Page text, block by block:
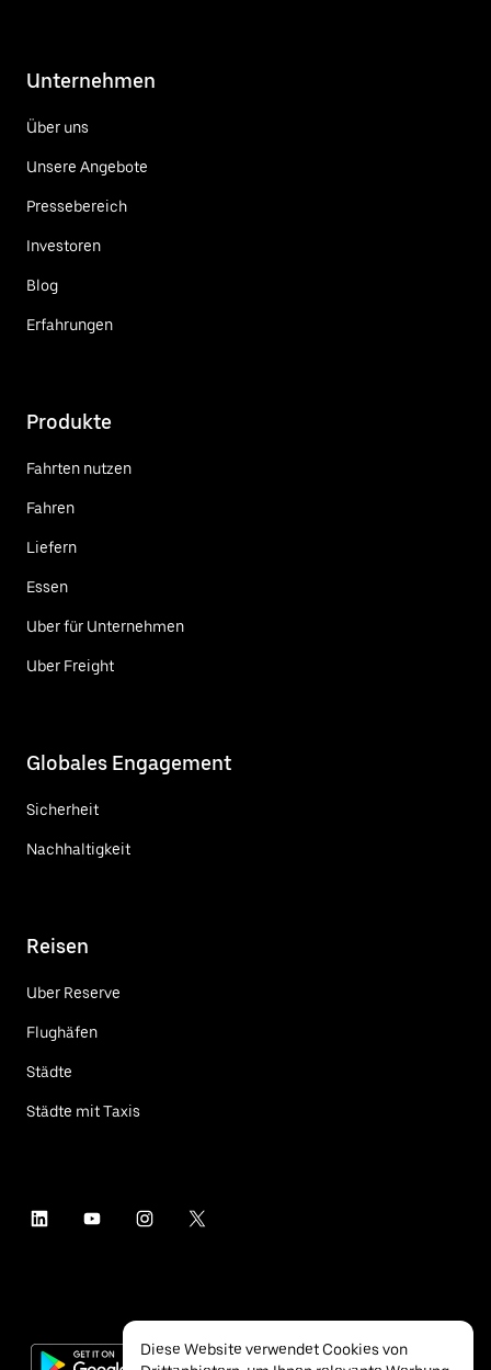
Unternehmen
Über uns
Unsere Angebote
Pressebereich
Investoren
Blog
Erfahrungen
Produkte
Fahrten nutzen
Fahren
Liefern
Essen
Uber für Unternehmen
Uber Freight
Globales Engagement
Sicherheit
Nachhaltigkeit
Reisen
Uber Reserve
Flughäfen
Städte
Städte mit Taxis
Diese Website verwendet Cookies von